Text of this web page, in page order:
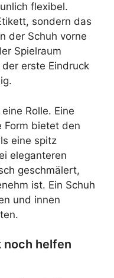
flexibel.
sondern das
der Schuh vorne
Spielraum
erste Eindruck
Rolle. Eine
Form bietet den
eine spitz
eleganteren
geschmälert,
ist. Ein Schuh
und innen
noch helfen